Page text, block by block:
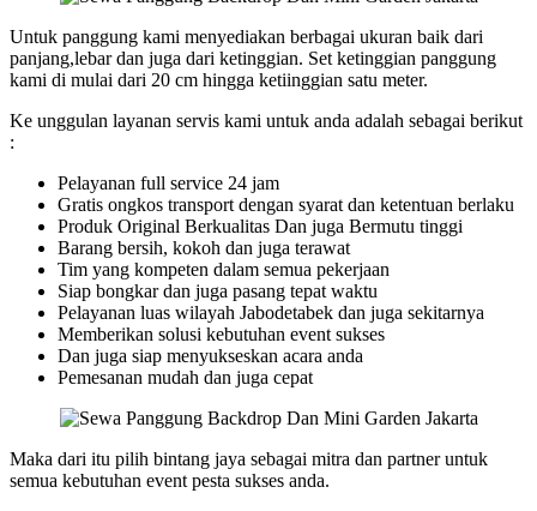
Untuk panggung kami menyediakan berbagai ukuran baik dari
panjang,lebar dan juga dari ketinggian. Set ketinggian panggung
kami di mulai dari 20 cm hingga ketiinggian satu meter.
Ke unggulan layanan servis kami untuk anda adalah sebagai berikut
:
Pelayanan full service 24 jam
Gratis ongkos transport dengan syarat dan ketentuan berlaku
Produk Original Berkualitas Dan juga Bermutu tinggi
Barang bersih, kokoh dan juga terawat
Tim yang kompeten dalam semua pekerjaan
Siap bongkar dan juga pasang tepat waktu
Pelayanan luas wilayah Jabodetabek dan juga sekitarnya
Memberikan solusi kebutuhan event sukses
Dan juga siap menyukseskan acara anda
Pemesanan mudah dan juga cepat
Maka dari itu pilih bintang jaya sebagai mitra dan partner untuk
semua kebutuhan event pesta sukses anda.